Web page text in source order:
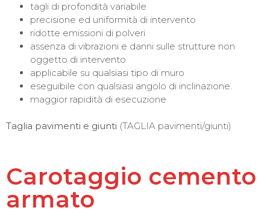
tagli di profondità variabile
precisione ed uniformità di intervento
ridotte emissioni di polveri
assenza di vibrazioni e danni sulle strutture non
oggetto di intervento
applicabile su qualsiasi tipo di muro
eseguibile con qualsiasi angolo di inclinazione.
maggior rapidità di esecuzione
Taglia pavimenti e giunti (TAGLIA pavimenti/giunti)
Carotaggio cemento
armato